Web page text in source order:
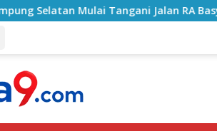
Jalan RA Basyid, Kontrak Proyek